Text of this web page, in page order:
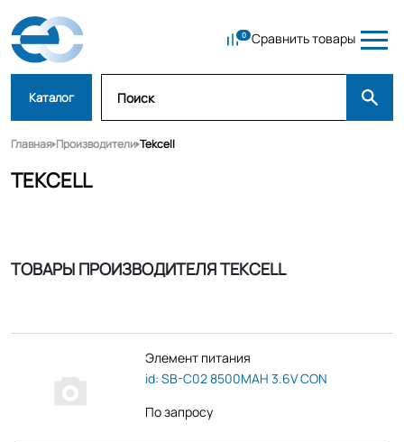
Сравнить товары
Каталог
Главная Производители Tekcell
TEKCELL
ТОВАРЫ ПРОИЗВОДИТЕЛЯ TEKCELL
Элемент питания
id: SB-C02 8500MAH 3.6V CON
По запросу